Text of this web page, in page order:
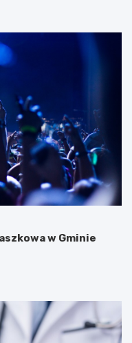
w Gminie